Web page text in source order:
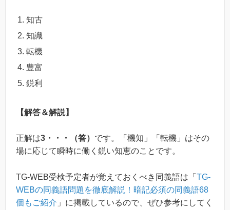
知古
知識
転機
豊富
鋭利
【解答＆解説】
正解は3・・・（答） です。「機知」「転機」はその
場に応じて瞬時に働く鋭い知恵のことです。
TG-WEB受検予定者が覚えておくべき同義語は「 TG-
WEBの同義語問題を徹底解説！暗記必須の同義語68
個もご紹介 」に掲載しているので、ぜひ参考にしてく